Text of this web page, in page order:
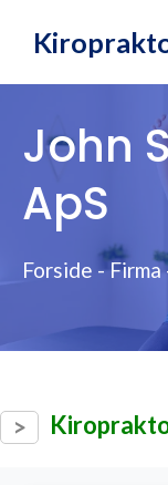
John
ApS
Forside -Firma